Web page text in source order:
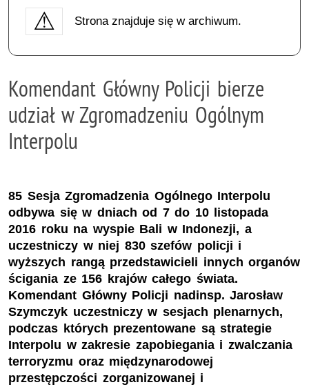
Strona znajduje się w archiwum.
Komendant Główny Policji bierze
udział w Zgromadzeniu Ogólnym
Interpolu
85 Sesja Zgromadzenia Ogólnego Interpolu
odbywa się w dniach od 7 do 10 listopada
2016 roku na wyspie Bali w Indonezji, a
uczestniczy w niej 830 szefów policji i
wyższych rangą przedstawicieli innych organów
ścigania ze 156 krajów całego świata.
Komendant Główny Policji nadinsp. Jarosław
Szymczyk uczestniczy w sesjach plenarnych,
podczas których prezentowane są strategie
Interpolu w zakresie zapobiegania i zwalczania
terroryzmu oraz międzynarodowej
przestępczości zorganizowanej i